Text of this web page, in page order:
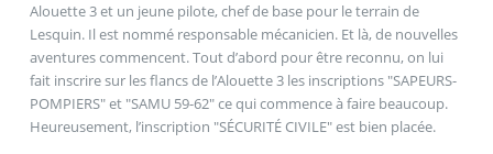
Alouette 3 et un jeune pilote, chef de base pour le terrain de
Lesquin. Il est nommé responsable mécanicien. Et là, de nouvelles
aventures commencent. Tout d’abord pour être reconnu, on lui
fait inscrire sur les flancs de l’Alouette 3 les inscriptions "SAPEURS-
POMPIERS" et "SAMU 59-62" ce qui commence à faire beaucoup.
Heureusement, l’inscription "SÉCURITÉ CIVILE" est bien placée.